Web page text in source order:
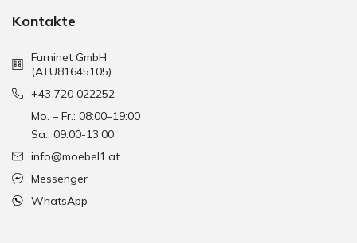
Kontakte
Furninet GmbH
(ATU81645105)
+43 720 022252
Mo. – Fr.: 08:00–19:00
Sa.: 09:00-13:00
info@moebel1.at
Messenger
WhatsApp